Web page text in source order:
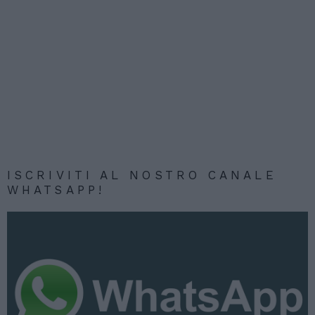
ISCRIVITI AL NOSTRO CANALE
WHATSAPP!